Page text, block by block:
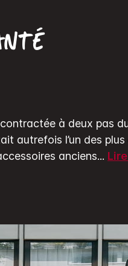
à deux pas
autrefois l’un des plus
anciens...